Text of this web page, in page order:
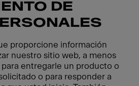
DE
proporcione información
nuestro sitio web, a menos
entregarle un producto o
o para responder a